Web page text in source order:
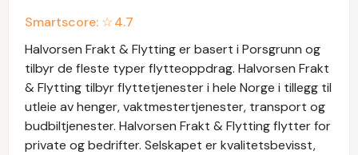
Smartscore: ☆4.7
Halvorsen Frakt & Flytting er basert i Porsgrunn og
tilbyr de fleste typer flytteoppdrag. Halvorsen Frakt
& Flytting tilbyr flyttetjenester i hele Norge i tillegg til
utleie av henger, vaktmestertjenester, transport og
budbiltjenester. Halvorsen Frakt & Flytting flytter for
private og bedrifter. Selskapet er kvalitetsbevisst,